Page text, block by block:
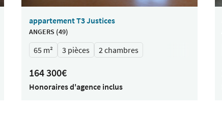
appartement T3 Justices
ANGERS (49)
65 m² 3 pièces 2 chambres
164 300€
Honoraires d'agence inclus